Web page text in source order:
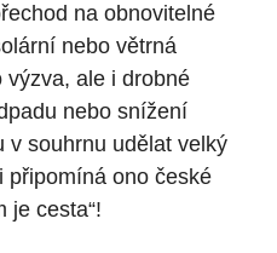
na obnovitelné
nebo větrná
ale i drobné
nebo snížení
v souhrnu udělat velký
připomíná ono české
je cesta“!